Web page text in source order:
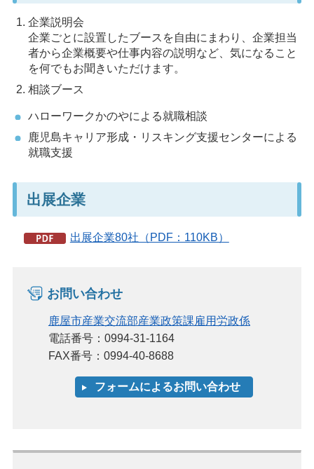
企業説明会
企業ごとに設置したブースを自由にまわり、企業担当
者から企業概要や仕事内容の説明など、気になること
を何でもお聞きいただけます。
相談ブース
ハローワークかのやによる就職相談
鹿児島キャリア形成・リスキング支援センターによる
就職支援
出展企業
出展企業80社（PDF：110KB）
お問い合わせ
鹿屋市産業交流部産業政策課雇用労政係
電話番号：0994-31-1164
FAX番号：0994-40-8688